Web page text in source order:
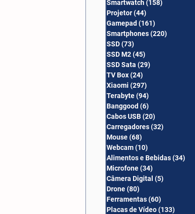
Smartwatch(158)
Projetor(44)
Gamepad (161)
Smartphones(220)
SSD(73)
SSD M2(45)
SSD Sata (29)
TV Box(24)
Xiaomi (297)
Terabyte(94)
Banggood (6)
Cabos USB(20)
Carregadores(32)
Mouse(68)
Webcam(10)
Alimentos e Bebidas(34)
Microfone(34)
Câmera Digital (5)
Drone(80)
Ferramentas(60)
Placas de Vídeo(133)